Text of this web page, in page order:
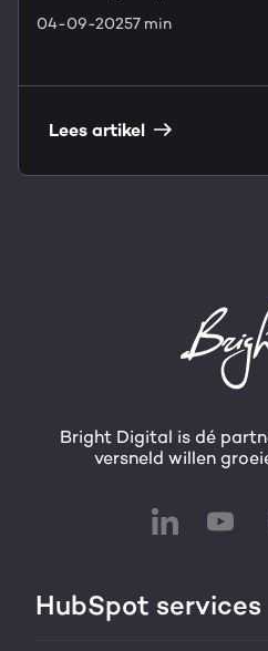
04-09-20257 min
Lees artikel
Bright Digital is dé
versneld willen
HubSpot services